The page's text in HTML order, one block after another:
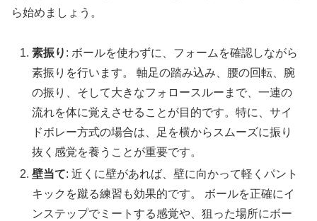
ら始めましょう。
素振り : ボールを使わずに、フォームを確認しながら
素振りを行います。 軸足の踏み込み、腰の回転、腕
の振り、そして大きなフォロースルーまで、一連の
流れを体に覚えさせることが目的です。特に、サイ
ドボレー方式の場合は、足を横からスムーズに振り
抜く感覚を養うことが重要です。
壁当て: 近くに壁があれば、壁に向かって軽くパント
キックを蹴る練習も効果的です。 ボールを正確にイ
ンステップでミートする感覚や、狙った場所にボー